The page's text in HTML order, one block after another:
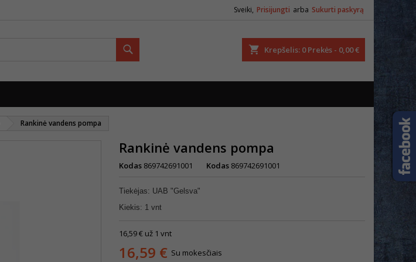
Sveiki, Prisijungti arba Sukurti paskyrą
Krepšelis 0 Prekės - 0,00 €
Rankinė vandens pompa
Rankinė vandens pompa
Kodas 869742691001 Kodas 869742691001
Tiekėjas: UAB "Gelsva"
Kiekis: 1 vnt
16,59 € už 1 vnt
16,59 € Su mokesčiais